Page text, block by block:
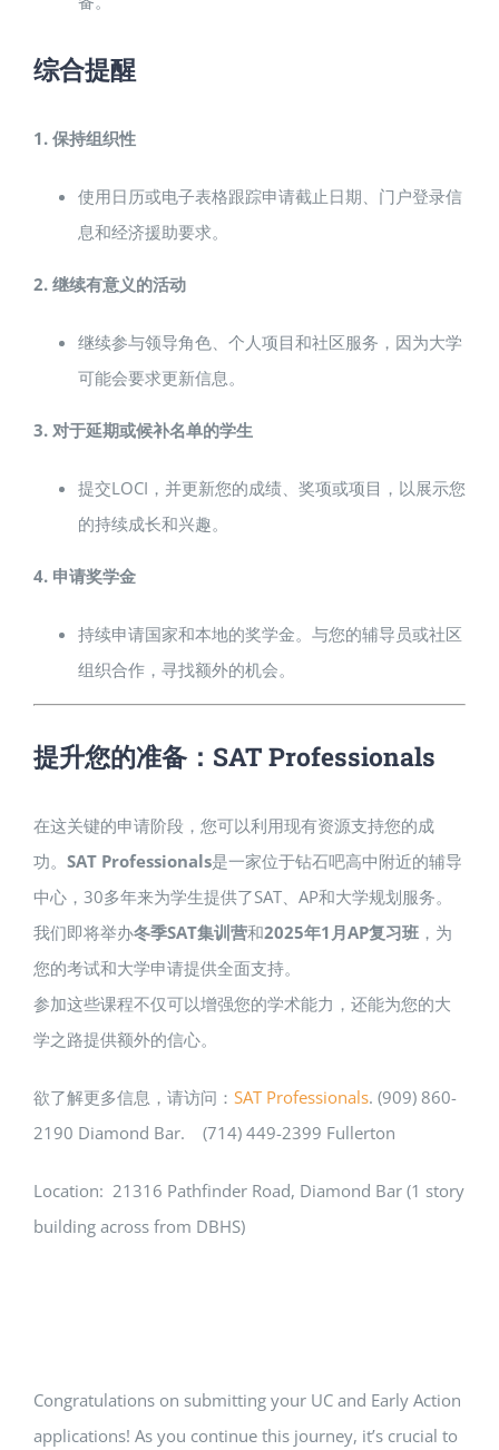
综合提醒
1. 保持组织性
使用日历或电子表格跟踪申请截止日期、门户登录信
息和经济援助要求。
2. 继续有意义的活动
继续参与领导角色、个人项目和社区服务，因为大学
可能会要求更新信息。
3. 对于延期或候补名单的学生
提交LOCI，并更新您的成绩、奖项或项目，以展示您
的持续成长和兴趣。
4. 申请奖学金
持续申请国家和本地的奖学金。与您的辅导员或社区
组织合作，寻找额外的机会。
提升您的准备：SAT Professionals
在这关键的申请阶段，您可以利用现有资源支持您的成
功。 SAT Professionals是一家位于钻石吧高中附近的辅导
中心，30多年来为学生提供了SAT、AP和大学规划服务。
我们即将举办冬季SAT集训营和2025年1月AP复习班 ，为
您的考试和大学申请提供全面支持。
参加这些课程不仅可以增强您的学术能力，还能为您的大
学之路提供额外的信心。
欲了解更多信息，请访问： SAT Professionals. (909) 860-
2190 Diamond Bar. (714) 449-2399 Fullerton
Location: 21316 Pathfinder Road, Diamond Bar (1 story
building across from DBHS)
Congratulations on submitting your UC and Early Action
applications! As you continue this journey, it’s crucial to